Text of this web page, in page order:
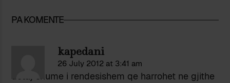
PA KOMENTE
kapedani
26 July 2012 at 3:41 am
detaj shume i rendesishem qe harrohet ne gjithe